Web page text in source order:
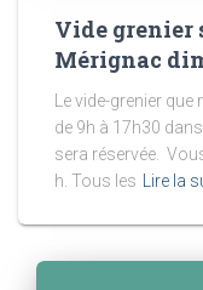
Vide grenier
Mérignac
Le vide-grenier
de 9h à 17h30
sera réservée.
h. Tous les
Lire la